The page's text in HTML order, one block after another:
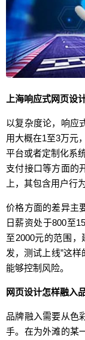
上海响应式网页设
以复杂度论，响应
用大概在1至3万元
平台或者定制化系
支付接口等方面的
上，其包含用户行
价格方面的差异主
日薪资处于800至
至2000元的范围
发，测试上线”这样
能够控制风险。
网页设计怎样融入
品牌融入需要从色
手。在为外滩的某